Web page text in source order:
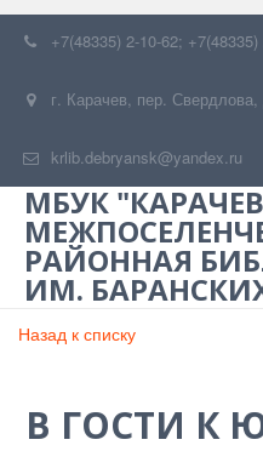
+7(48335) 2-10-62; +7(48335)
г. Карачев, пер.
krlib.debryansk@yandex.ru
МБУК
РАЙОННАЯ
ИМ.
Назад к списку
В ГОСТИ К